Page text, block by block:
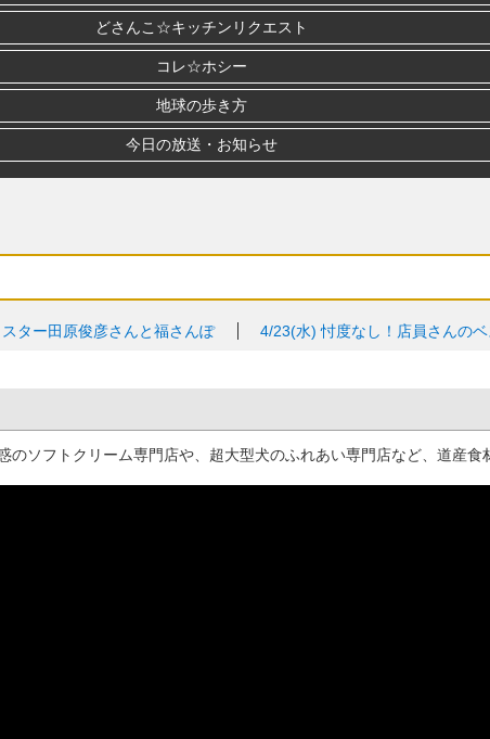
どさんこ☆キッチンリクエスト
コレ☆ホシー
地球の歩き方
今日の放送・お知らせ
ター田原俊彦さんと福さんぽ 4/23(水) 忖度なし！店員さんの
ソフトクリーム専門店や、超大型犬のふれあい専門店など、道産食